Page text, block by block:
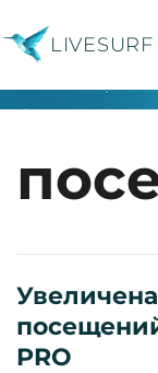
LIVESURF
PRO